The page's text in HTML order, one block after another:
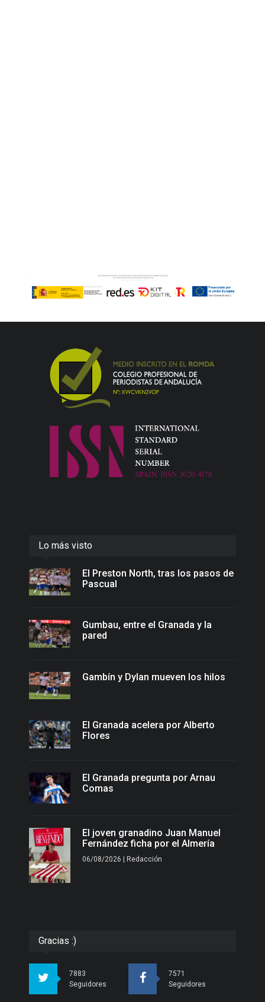
Lo más visto
El Preston North, tras los pasos de
Pascual
Gumbau, entre el Granada y la
pared
Gambín y Dylan mueven los hilos
El Granada acelera por Alberto
Flores
El Granada pregunta por Arnau
Comas
El joven granadino Juan Manuel
Fernández ficha por el Almería
06/08/2026 | Redacción
Gracias :)
7883
Seguidores
7571
Seguidores